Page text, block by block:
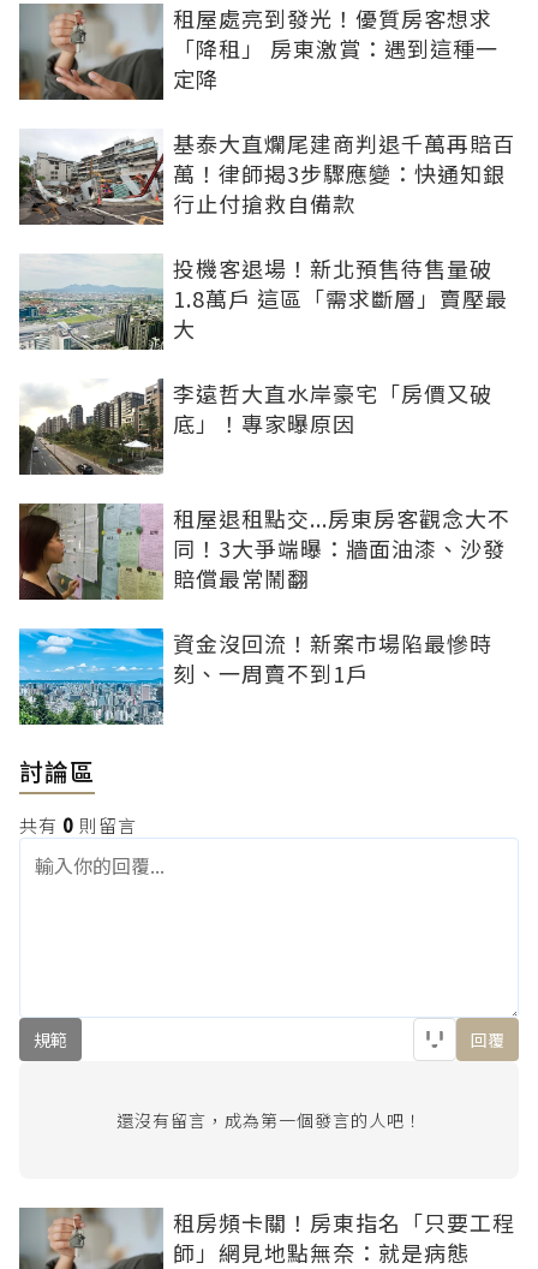
租屋處亮到發光！優質房客想求
「降租」 房東激賞：遇到這種一
定降
基泰大直爛尾建商判退千萬再賠百
萬！律師揭3步驟應變：快通知銀
行止付搶救自備款
投機客退場！新北預售待售量破
1.8萬戶 這區「需求斷層」賣壓最
大
李遠哲大直水岸豪宅「房價又破
底」！專家曝原因
租屋退租點交...房東房客觀念大不
同！3大爭端曝：牆面油漆、沙發
賠償最常鬧翻
資金沒回流！新案市場陷最慘時
刻、一周賣不到1戶
討論區
共有 0 則留言
規範 回覆
還沒有留言，成為第一個發言的人吧！
租房頻卡關！房東指名「只要工程
師」網見地點無奈：就是病態